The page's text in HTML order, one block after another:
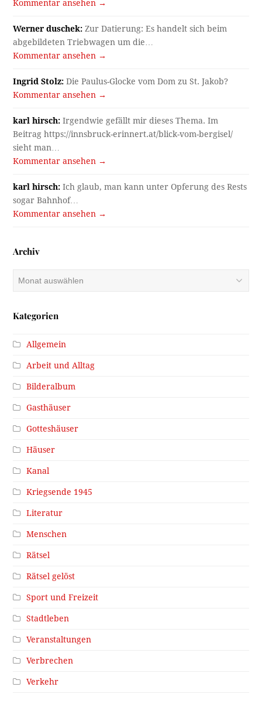
Kommentar ansehen →
Werner duschek: Zur Datierung: Es handelt sich beim
abgebildeten Triebwagen um die…
Kommentar ansehen →
Ingrid Stolz: Die Paulus-Glocke vom Dom zu St. Jakob?
Kommentar ansehen →
karl hirsch: Irgendwie gefällt mir dieses Thema. Im
Beitrag https://innsbruck-erinnert.at/blick-vom-bergisel/
sieht man…
Kommentar ansehen →
karl hirsch: Ich glaub, man kann unter Opferung des Rests
sogar Bahnhof…
Kommentar ansehen →
Archiv
Archiv
Kategorien
Allgemein
Arbeit und Alltag
Bilderalbum
Gasthäuser
Gotteshäuser
Häuser
Kanal
Kriegsende 1945
Literatur
Menschen
Rätsel
Rätsel gelöst
Sport und Freizeit
Stadtleben
Veranstaltungen
Verbrechen
Verkehr